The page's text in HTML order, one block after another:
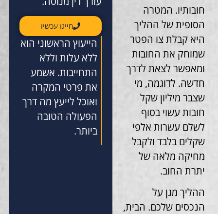
חובותיו. המטרה
הסופית של ההליך
היא קבלת צו הפטר
שמוחק את החובות
ומאפשר לצאת לדרך
חדשה. לדוגמה, מי
שצבר מיליון שקל
חובות עשוי בסוף
לשלם עשרות אלפי
שקלים בלבד ולקבל
מחיקה מלאה של
יתרת החוב.
ההליך מגן על
הנכסים שלכם. הבית,
חייגו עכשיו
הייעוץ הראשוני הוא
ללא עלות וללא
התחייבות. אשמע
את פרטי המקרה
ואוכל לייעץ מה דרך
הפעולה הטובה
ביותר.